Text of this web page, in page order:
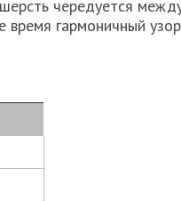
чередуется
время гармоничный